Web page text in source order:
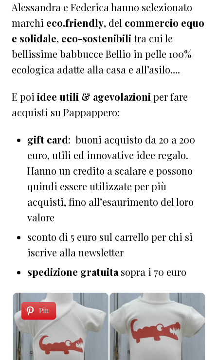
Alessandra e Federica hanno selezionato
marchi eco.friendly, del commercio equo
e solidale, eco-sostenibili tra cui le
bellissime babbucce Bellio in pelle 100%
ecologica adatte alla casa e all’asilo….
E poi idee utili & agevolazioni per fare
acquisti su Pappappero:
gift card: buoni acquisto da 20 a 200
euro, utili ed innovative idee regalo.
Hanno un credito a scalare e possono
quindi essere utilizzate per più
acquisti, fino all’esaurimento del loro
valore
sconto di 5 euro sul carrello per chi si
iscrive alla newsletter
spedizione gratuita sopra i 70 euro
Pin